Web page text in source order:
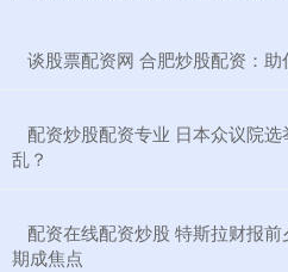
谈股票配资网 合肥炒股配资：
配资炒股配资专业 日本众议院
乱？
配资在线配资炒股 特斯拉财报
期成焦点